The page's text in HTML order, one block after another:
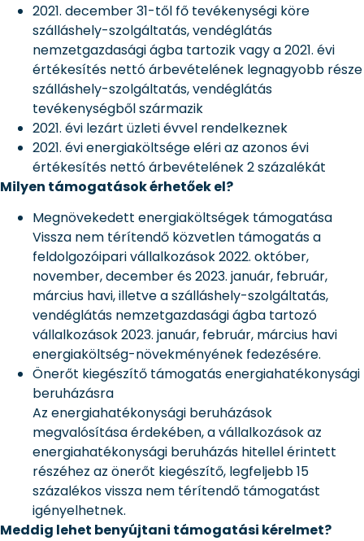
2021. december 31-től fő tevékenységi köre
szálláshely-szolgáltatás, vendéglátás
nemzetgazdasági ágba tartozik vagy a 2021. évi
értékesítés nettó árbevételének legnagyobb része
szálláshely-szolgáltatás, vendéglátás
tevékenységből származik
2021. évi lezárt üzleti évvel rendelkeznek
2021. évi energiaköltsége eléri az azonos évi
értékesítés nettó árbevételének 2 százalékát
Milyen támogatások érhetőek el?
Megnövekedett energiaköltségek támogatása
Vissza nem térítendő közvetlen támogatás a
feldolgozóipari vállalkozások 2022. október,
november, december és 2023. január, február,
március havi, illetve a szálláshely-szolgáltatás,
vendéglátás nemzetgazdasági ágba tartozó
vállalkozások 2023. január, február, március havi
energiaköltség-növekményének fedezésére.
Önerőt kiegészítő támogatás energiahatékonysági
beruházásra
Az energiahatékonysági beruházások
megvalósítása érdekében, a vállalkozások az
energiahatékonysági beruházás hitellel érintett
részéhez az önerőt kiegészítő, legfeljebb 15
százalékos vissza nem térítendő támogatást
igényelhetnek.
Meddig lehet benyújtani támogatási kérelmet?